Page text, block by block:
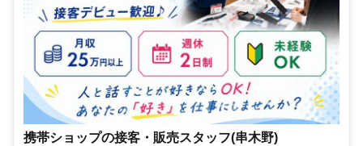
携帯ショップの接客・販売スタッフ(串木野)